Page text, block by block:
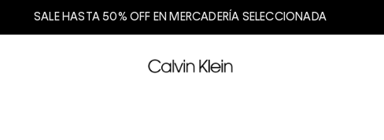
SALE HASTA 50% OFF EN MERCADERÍA SELECCIONADA